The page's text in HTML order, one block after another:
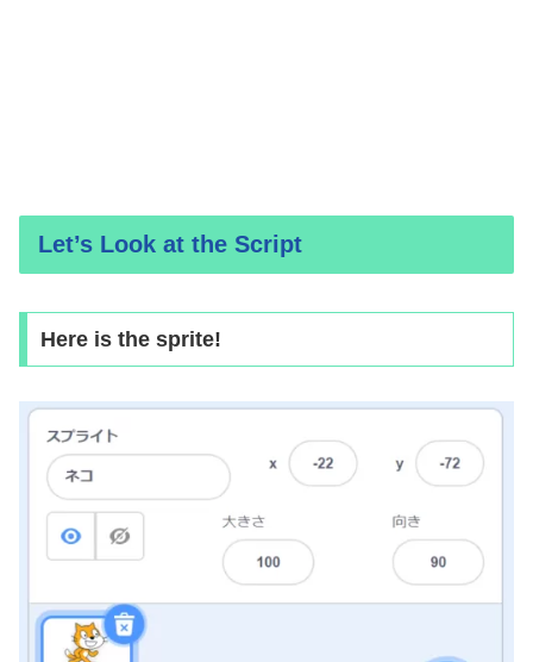
Let’s Look at the Script
Here is the sprite!